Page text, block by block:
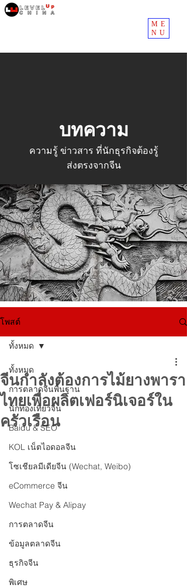
ME
NU
บทความ
ความรู้ ข่าวสาร ที่นักธุรกิจต้องรู้
ส่งตรงจากจีน
โพสต์
ทั้งหมด
การตลาดจีนพื้นฐาน
นักท่องเที่ยวจีน
Baidu & SEO
KOL เน็ตไอดอลจีน
โซเชียลมีเดียจีน (Wechat, Weibo)
eCommerce จีน
Wechat Pay & Alipay
การตลาดจีน
ข้อมูลตลาดจีน
ธุรกิจจีน
พิเศษ
ทั้งหมด
จีนกำลังต้องการไม้ยางพารา
ไทยเพื่อผลิตเฟอร์นิเจอร์ใน
ครัวเรือน